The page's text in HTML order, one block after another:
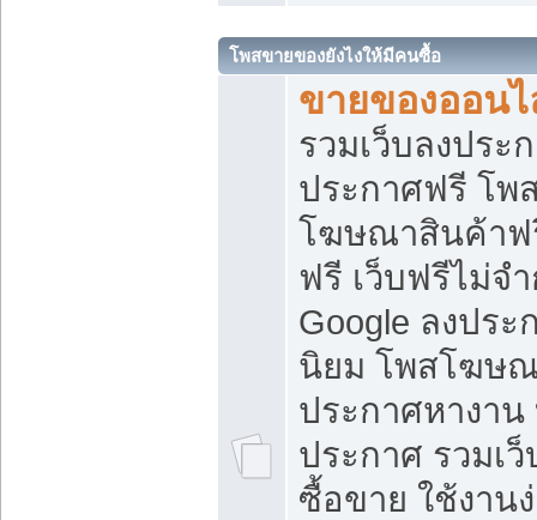
โพสขายของยังไงให้มีคนซื้อ
ขายของออน
รวมเว็บลงประ
ประกาศฟรี โพ
โฆษณาสินค้าฟ
ฟรี เว็บฟรีไม่จ
Google ลงปร
นิยม โพสโฆษ
ประกาศหางาน
ประกาศ รวมเ
ซื้อขาย ใช้งาน